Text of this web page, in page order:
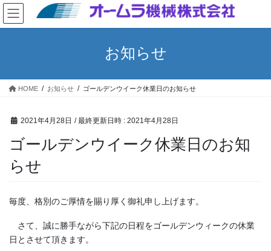
コ
ン
テ
ス
ナ
ビ
ゲ
ン
お知らせ
HOME お知らせ ゴールデンウイーク休業日のお知らせ
2021年4月28日 / 最終更新日時 : 2021年4月28日
ゴールデンウイーク休業日のお知
らせ
毎度、格別のご厚情を賜り厚く御礼申し上げます。
さて、誠に勝手ながら下記の日程をゴールデンウィークの休業
日とさせて頂きます。